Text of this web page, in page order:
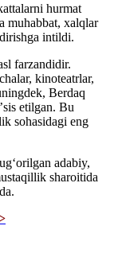
hurmat
muhabbat, xalqlar
intildi.
farzandidir.
kinoteatrlar,
Berdaq
etilgan. Bu
sohasidagi eng
adabiy,
sharoitida